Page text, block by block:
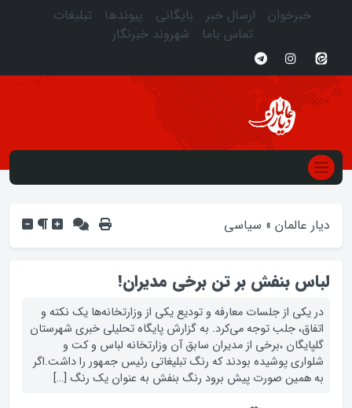
خبرخوان ارسال خبر بایگانی پیوندها
تبلیغات
تماس باما
شهروند خبرنگار
دیار عالمان » سیاسی
لباس بنفش بر تن برخی مدیران!
در یکی از جلسات معارفه و تودیع یکی از وزارتخانه‌ها یک نکته و
اتفاق، جلب توجه می‌کرد. به گزارش پایگاه تحلیلی خبری شهرستان
گلپایگان ،برخی از مدیران سابق آن وزارتخانه لباس و کت و
شلواری پوشیده بودند که رنگ تبلیغاتی رئیس جمهور را داشت.اگر
به همین صورت پیش برود رنگ بنفش به عنوان یک رنگ […]